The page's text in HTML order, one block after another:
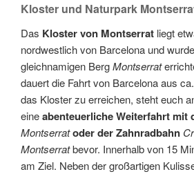
Kloster und Naturpark
Das Kloster von Montserrat liegt
nordwestlich von Barcelona und
gleichnamigen BergMontserrat
dauert die Fahrt von Barcelona aus
das Kloster zu erreichen, steht euch
eineabenteuerliche Weiterfahrt mit
Montserratoder der Zahnradbahn
Montserratbevor. Innerhalb von 15
am Ziel. Neben der großartigen